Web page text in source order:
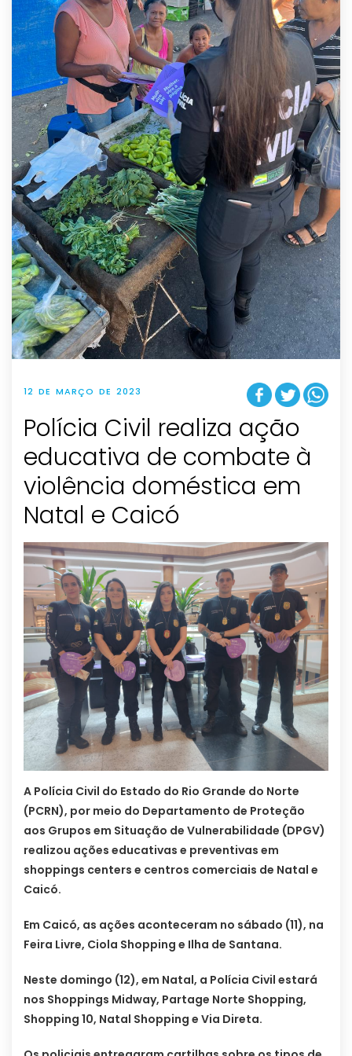
12 DE MARÇO DE 2023
Polícia Civil realiza ação
educativa de combate à
violência doméstica em
Natal e Caicó
A Polícia Civil do Estado do Rio Grande do Norte
(PCRN), por meio do Departamento de Proteção
aos Grupos em Situação de Vulnerabilidade (DPGV)
realizou ações educativas e preventivas em
shoppings centers e centros comerciais de Natal e
Caicó.
Em Caicó, as ações aconteceram no sábado (11), na
Feira Livre, Ciola Shopping e Ilha de Santana.
Neste domingo (12), em Natal, a Polícia Civil estará
nos Shoppings Midway, Partage Norte Shopping,
Shopping 10, Natal Shopping e Via Direta.